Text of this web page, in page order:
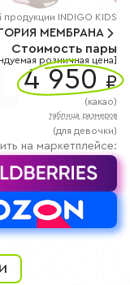
продукции INDIGO KIDS
МЕМБРАНА
Стоимость пары
розничная цена]
4 950 ₽
(какао)
таблица размеров
(для девочки)
на маркетплейсе: